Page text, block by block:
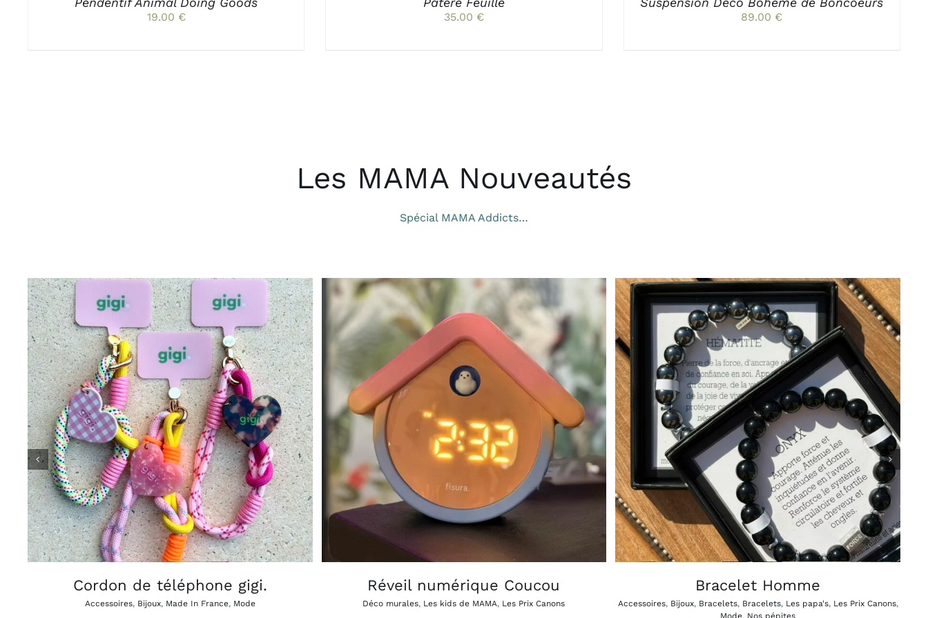
19.00 € 35.00 € 89.00 €
Les MAMA Nouveautés
Spécial MAMA Addicts…
CHOIX DES OPTIONS CE
PRODUIT
A
PLUSIEURS
VARIATIONS.
LES
OPTIONS
PEUVENT
ÊTRE
CHOISIES
SUR
LA
PAGE
DU
PRODUIT
/ APERÇU
Cordon de téléphone gigi.
Accessoires, Bijoux, Made In France, Mode
AJOUTER AU PANIER / APERÇU
Réveil numérique Coucou
Déco murales, Les kids de MAMA, Les Prix Canons
CHOIX DES OPTIONS CE
PRODUIT
A
PLUSIEURS
VARIATIONS.
LES
OPTIONS
PEUVENT
ÊTRE
CHOISIES
SUR
LA
DU
PRODUIT
APERÇU
Bracelet Homme
Accessoires, Bijoux, Bracelets, Bracelets, Les papa's, Les Prix Canons,